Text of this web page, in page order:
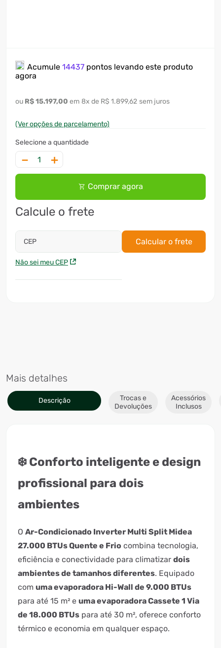
Acumule 14437 pontos levando este produto
agora
R$15.197,00 8x R$ 1.899,62 sem juros
(Ver opções de parcelamento)
＋
－
Comprar agora
Calcule o frete
CEP
Não sei meu CEP
Calcular o frete
Mais detalhes
Descrição
Trocas e
Devoluções
Acessórios
Inclusos
❄️ Conforto inteligente e design
profissional para dois
ambientes
O Ar-Condicionado Inverter Multi Split Midea
27.000 BTUs Quente e Frio combina tecnologia,
eficiência e conectividade para climatizar dois
ambientes de tamanhos diferentes. Equipado
com uma evaporadora Hi-Wall de 9.000 BTUs
para até 15 m² e uma evaporadora Cassete 1 Via
de 18.000 BTUs para até 30 m², oferece conforto
térmico e economia em qualquer espaço.